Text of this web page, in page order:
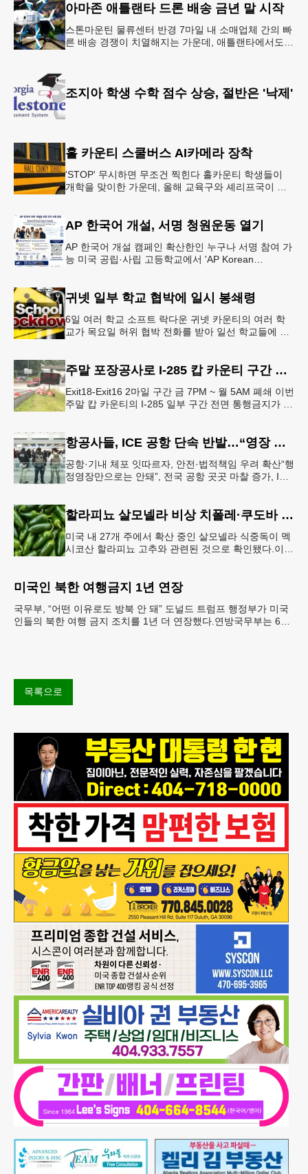
아마존 애틀랜타 드론 배송 금년 말 시작
스톤마운틴 물류센터 반경 7마일 내 소매업체 간의 빠
른 배송 경쟁이 치열해지는 가운데, 애틀랜타에서도
조지아 학생 수학 점수 상승, 절반은 '낙제'
홀 카운티 스쿨버스 AI카메라 장착
'STOP' 무시하면 무조건 찍힌다 홀카운티 학생들이
개학을 맞이한 가운데, 올해 교육구와 셰리프국이 학
AP 한국어 개설, 서명 청원운동 열기
AP 한국어 개설 캠페인 확산한인 누구나 서명 참여 가
능 미국 공립·사립 고등학교에서 'AP Korean
귀넷 일부 학교 협박에 일시 봉쇄령
6일 여러 학교 소프트 락다운 귀넷 카운티의 여러 학
교가 목요일 허위 협박 전화를 받아 일선 학교들에 일
주말 포장공사로 I-285 캅 카운티 구간 통행금지
Exit18-Exit16 2마일 구간 금 7PM ~ 월 5AM 폐쇄 이번
주말 캅 카운티의 I-285 일부 구간 전면 통행금지가 시
항공사들, ICE 공항 단속 반발…“영장 없인 협조 불가”
공항·기내 체포 잇따르자, 안전·법적책임 우려 확산“행
정영장만으로는 안돼”, 전국 공항 곳곳 마찰 증가, ICE
할라피뇨 살모넬라 비상 치폴레·쿠도바 긴급 회수
미국 내 27개 주에서 확산 중인 살모넬라 식중독이 멕
시코산 할라피뇨 고추와 관련된 것으로 확인됐다.이에
미국인 북한 여행금지 1년 연장
국무부, “어떤 이유로도 방북 안 돼” 도널드 트럼프 행정부가 미국
인들의 북한 여행 금지 조치를 1년 더 연장했다.연방국무부는 6일
목록으로